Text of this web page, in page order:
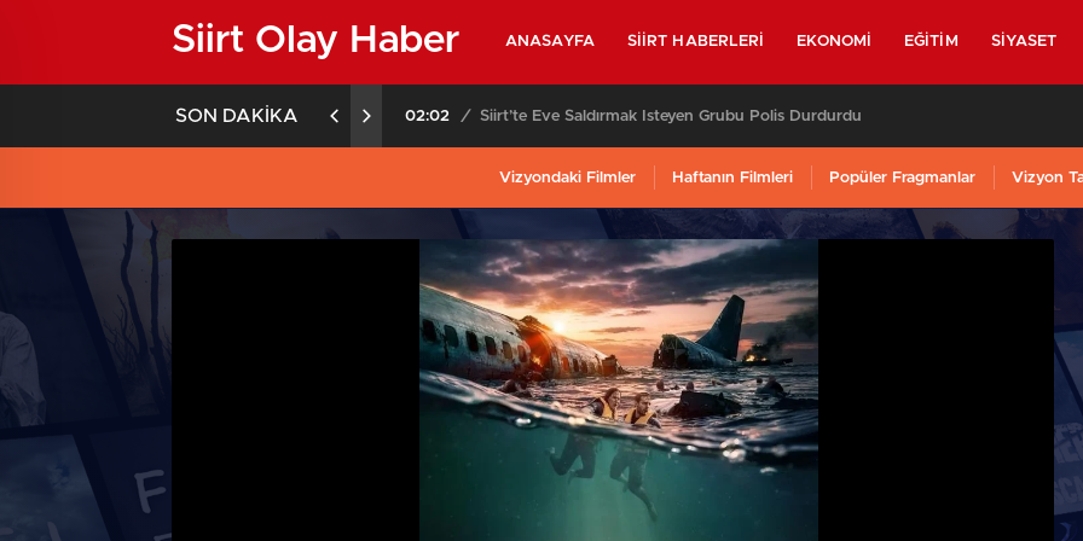
Siirt Olay Haber ANASAYFA SIIRT HABERLERI EKONOMI EĞITIM SIYASET
SON DAKİKA 02:02 / Siirt’te Eve Saldırmak İsteyen Grubu Polis Durdurdu
Vizyondaki Filmler Haftanın Filmleri Popüler Fragmanlar Vizyon